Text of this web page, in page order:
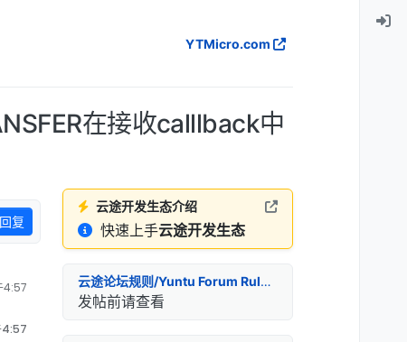
YTMicro.com
在接收calllback中
复
4:57
4:57
云途开发生态介绍
快速上手云途开发生态
云途论坛规则/Yuntu Forum Rules
发帖前请查看